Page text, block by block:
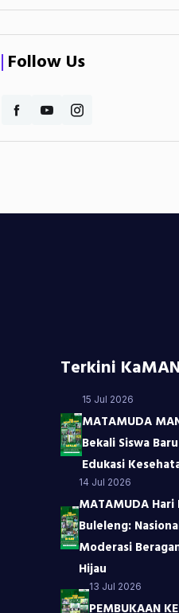
Follow Us
Terkini
15 Jul 2026
MATAMUDA
Bekali Siswa
Edukasi
14 Jul 2026
MATAMUDA Hari
Buleleng:
Moderasi
Hijau
13 Jul 2026
PEMBUKAAN